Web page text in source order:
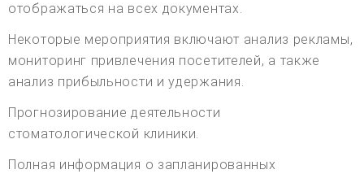
отображаться на всех документах.
Некоторые мероприятия включают анализ рекламы,
мониторинг привлечения посетителей, а также
анализ прибыльности и удержания.
Прогнозирование деятельности
стоматологической клиники.
Полная информация о запланированных